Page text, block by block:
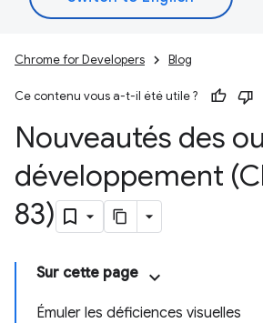
Chrome for Developers Blog
Ce contenu vous a-t-il été utile ?
Nouveautés des
développement
83)
Sur cette page
Émuler les déficiences visuelles